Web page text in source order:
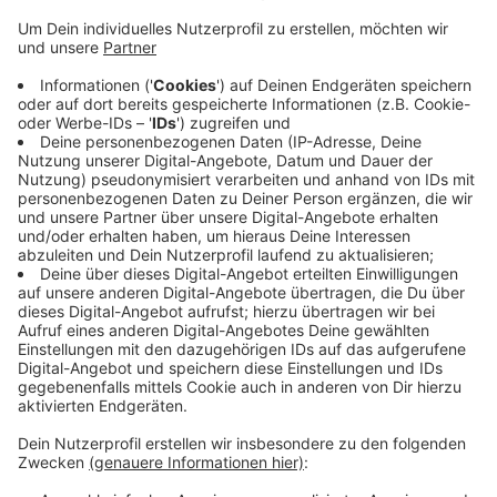
Anzeige
Vom Umweltamt hieß es, dass in Bonn theoretisch die
Hälfte des Bedarfs mit Solarstrom gedeckt werden
könnte, tatsächlich sei es aktuell aber nur ein Prozent.
Das vorhandene Potential müsse in Zukunft genutzt
werden. Es gab bei dem Workshop aber auch Kritik in
Richtung Berlin. Die aktuellen Gesetze seien nicht
zielführend. Sie müssten viel mehr auf die Kommunen
zugeschnitten ausgerichtet werden.
DG
Anzeige